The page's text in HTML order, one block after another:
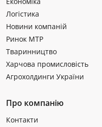
Логістика
Новини компаній
Ринок МТР
Тваринництво
Харчова промисловість
Агрохолдинги України
Про компанію
Контакти